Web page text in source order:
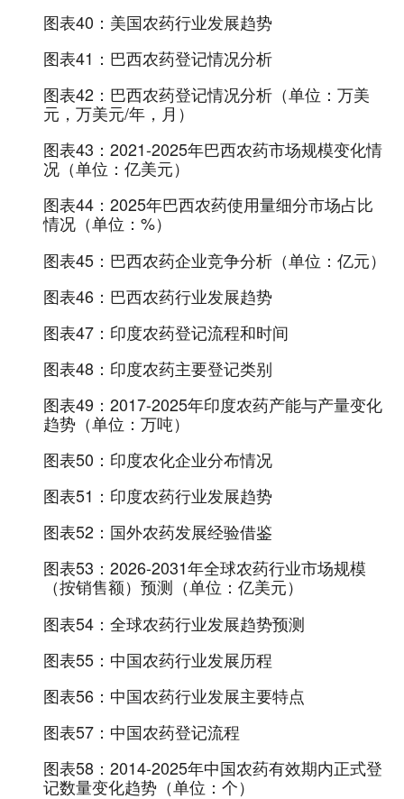
图表40： 美国农药行业发展趋势
图表41： 巴西农药登记情况分析
图表42： 巴西农药登记情况分析（单位：万美
元，万美元/年，月）
图表43： 2021-2025年巴西农药市场规模变化情
况（单位：亿美元）
图表44： 2025年巴西农药使用量细分市场占比
情况（单位：%）
图表45： 巴西农药企业竞争分析（单位：亿元）
图表46： 巴西农药行业发展趋势
图表47： 印度农药登记流程和时间
图表48： 印度农药主要登记类别
图表49： 2017-2025年印度农药产能与产量变化
趋势（单位：万吨）
图表50： 印度农化企业分布情况
图表51： 印度农药行业发展趋势
图表52： 国外农药发展经验借鉴
图表53： 2026-2031年全球农药行业市场规模
（按销售额）预测（单位：亿美元）
图表54： 全球农药行业发展趋势预测
图表55： 中国农药行业发展历程
图表56： 中国农药行业发展主要特点
图表57： 中国农药登记流程
图表58： 2014-2025年中国农药有效期内正式登
记数量变化趋势（单位：个）